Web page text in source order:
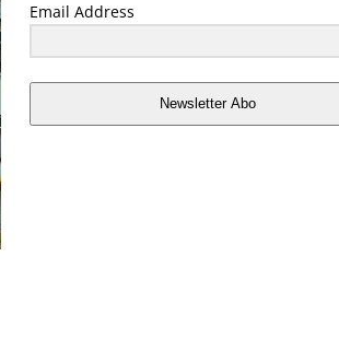
Email Address
Newsletter Abo